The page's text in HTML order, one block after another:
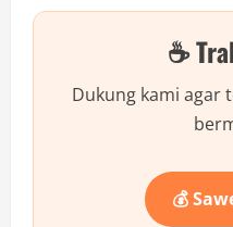
Creator
Miliaran!
Faktanya
☕
Dukung kami agar
💰